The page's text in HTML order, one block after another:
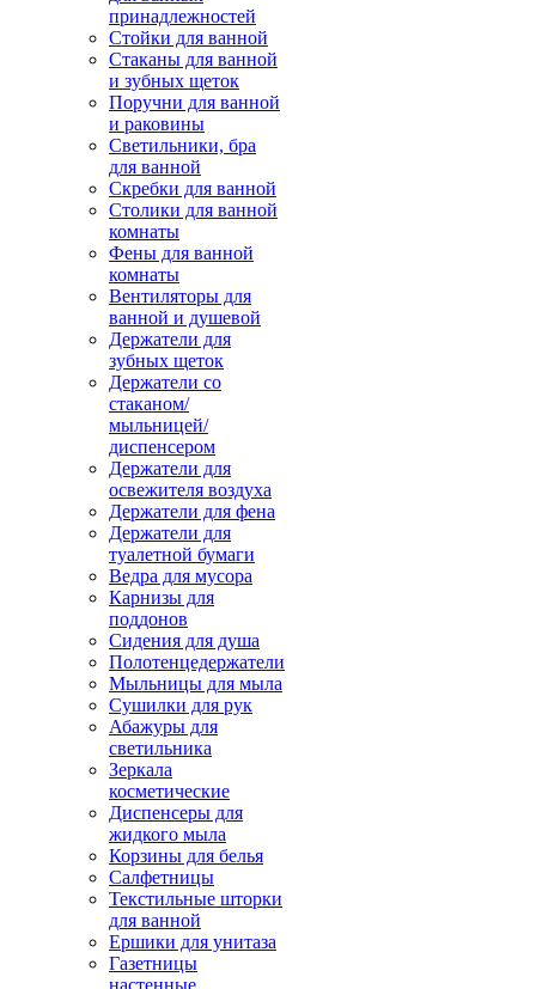
принадлежностей
Стойки для ванной
Стаканы для ванной
и зубных щеток
Поручни для ванной
и раковины
Светильники, бра
для ванной
Скребки для ванной
Столики для ванной
комнаты
Фены для ванной
комнаты
Вентиляторы для
ванной и душевой
Держатели для
зубных щеток
Держатели со
стаканом/
мыльницей/
диспенсером
Держатели для
освежителя воздуха
Держатели для фена
Держатели для
туалетной бумаги
Ведра для мусора
Карнизы для
поддонов
Сидения для душа
Полотенцедержатели
Мыльницы для мыла
Сушилки для рук
Абажуры для
светильника
Зеркала
косметические
Диспенсеры для
жидкого мыла
Корзины для белья
Салфетницы
Текстильные шторки
для ванной
Ершики для унитаза
Газетницы
настенные